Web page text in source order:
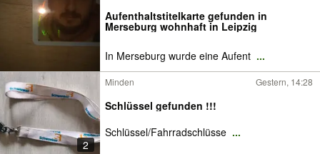
Aufenthaltstitelkarte gefunden in
Merseburg wohnhaft in Leipzig
In Merseburg wurde eine Aufent ...
2
Minden Gestern, 14:28
Schlüssel gefunden !!!
Schlüssel/Fahrradschlüsse ...